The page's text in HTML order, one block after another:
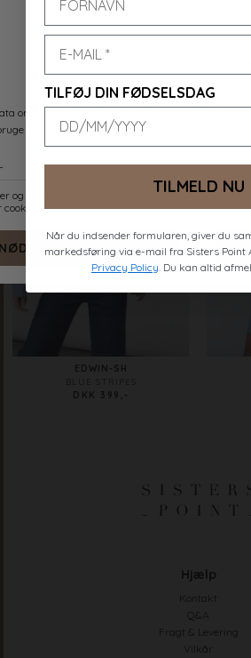
EMBER-SH
DKK 399,-
EDWIN-SH
BLUE STRIPES
DKK 399,-
Hjælp
Kontakt
Q&A
Fragt & Levering
Vilkår
TILFØJ DIN FØDSELSDAG
TILMELD NU
Når du indsender formularen, giver du
markedsføring via e-mail fra Sisters Point
Privacy Policy . Du kan altid